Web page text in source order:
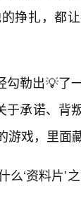
挣扎，都
勒出💡了
承诺、背
戏，里面
‘资料片’